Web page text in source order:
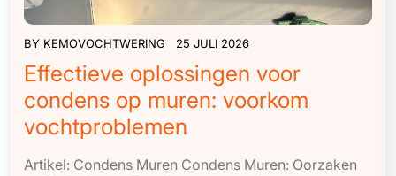
BY KEMOVOCHTWERING 25 JULI 2026
Effectieve oplossingen voor
condens op muren: voorkom
vochtproblemen
Artikel: Condens Muren Condens Muren: Oorzaken